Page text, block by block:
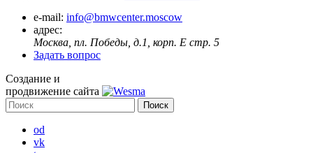
e-mail: info@bmwcenter.moscow
адрес:
Москва, пл. Победы, д.1, корп. E стр. 5
Задать вопрос
Создание и
продвижение сайта
od
vk